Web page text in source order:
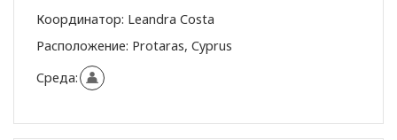
Координатор: Leandra Costa
Расположение: Protaras, Cyprus
Среда: